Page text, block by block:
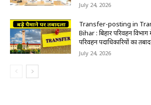
July 24, 2026
Transfer-posting in
Bihar : बिहार परिवहन
परिवहन पदाधिकारियों का
July 24, 2026